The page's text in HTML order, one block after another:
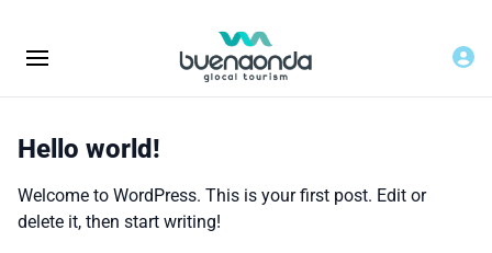
Hello world!
Welcome to WordPress. This is your first post. Edit or
delete it, then start writing!